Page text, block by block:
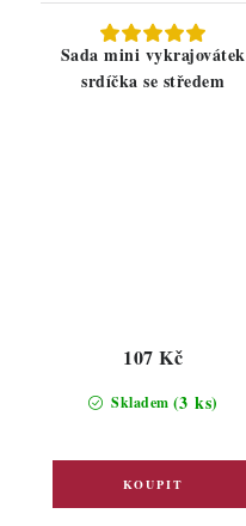
Sada mini vykrajovátek
srdíčka se středem
Skladem (3 ks)
107 Kč